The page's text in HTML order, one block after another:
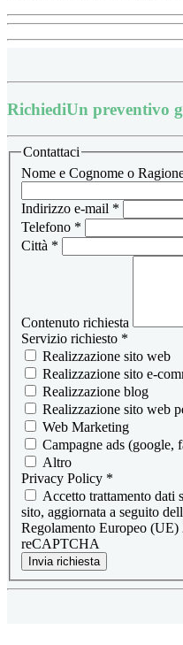
RichiediUn preventivo
Contattaci
Nome e Cognome o
Indirizzo e-mail *
Telefono *
Città *
Contenuto richiesta
Servizio richiesto *
Realizzazione sito web
Realizzazione sito e-
Realizzazione blog
Realizzazione sito web
Web Marketing
Campagne ads (google,
Altro
Privacy Policy *
Accetto trattamento dati
sito, aggiornata a seguito
Regolamento Europeo
reCAPTCHA
Invia richiesta